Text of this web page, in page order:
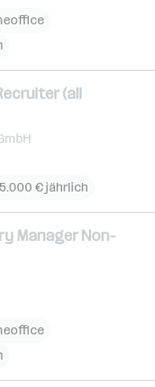
(all
€ jährlich
Manager Non-